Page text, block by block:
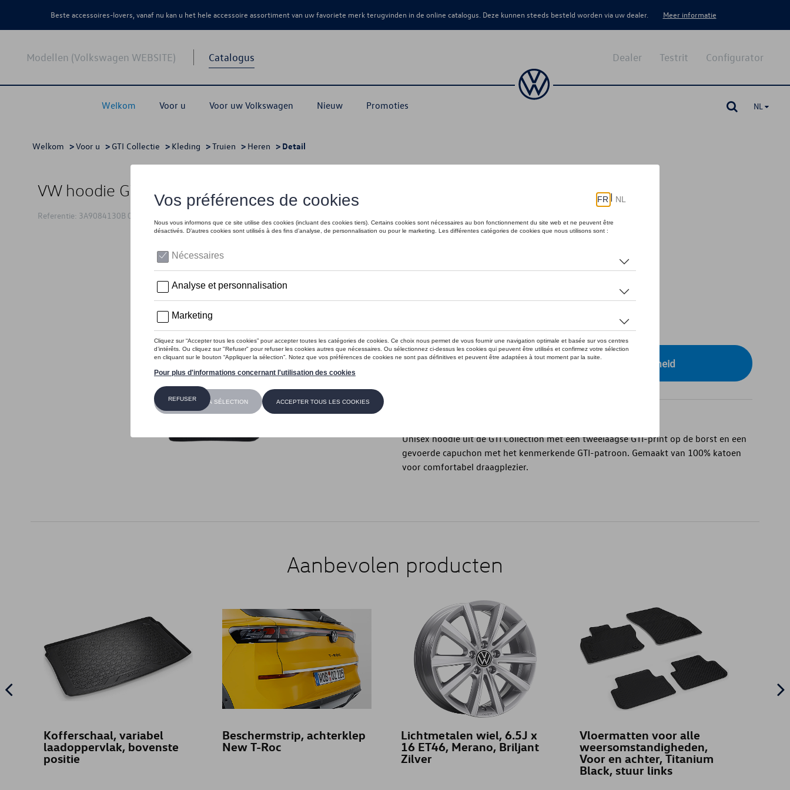
Beste accessoires-lovers, vanaf nu kan u het hele accessoire assortiment van uw favoriete merk terugvinden in de online catalogus. Deze kunnen steeds besteld worden via uw dealer. Meer informatie
Modellen (Volkswagen WEBSITE) Catalogus
Welkom Voor u Voor uw Volkswagen Nieuw Promoties
Configurator
Testrit
Dealer
NL
Welkom >Voor u > GTI Collectie > Kleding >Truien > Heren > Detail
VW hoodie GTI, zwart - M
Referentie: 3A9084130B 041
Dit product is momenteel niet op stock
Contacteer uw dealer voor beschikbaarheid
Unisex hoodie uit de GTI Collection met een tweelaagse GTI-print op de borst en een
gevoerde capuchon met het kenmerkende GTI-patroon. Gemaakt van 100% katoen
voor comfortabel draagplezier.
Aanbevolen producten
Kofferschaal, variabel
laadoppervlak, bovenste
positie
Beschermstrip, achterklep
New T-Roc
Lichtmetalen wiel, 6.5J x
16 ET46, Merano, Briljant
Zilver
Vloermatten voor alle
weersomstandigheden,
Voor en achter, Titanium
Black, stuur links